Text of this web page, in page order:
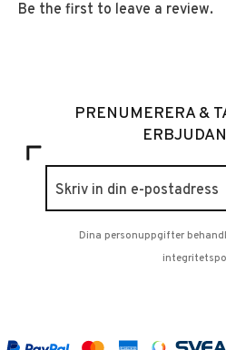
Be the first to leave a review.
PRENUMERERA &
Dina personuppgifter